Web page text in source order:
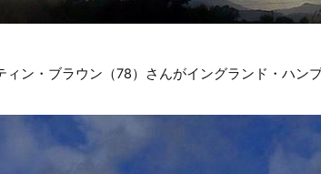
ン・ブラウン（78）さんがイングランド・ハン